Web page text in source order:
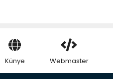
Künye Webmaster